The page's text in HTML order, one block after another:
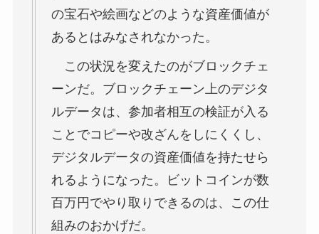
の宝石や絵画などのような資産価値が
あるとはみなされなかった。
この状況を変えたのがブロックチェ
ーンだ。ブロックチェーン上のデジタ
ルデータは、参加者相互の検証が入る
ことでコピーや改ざんをしにくくし、
デジタルデータの資産価値を持たせら
れるようになった。ビットコインが数
百万円でやり取りできるのは、この仕
組みのおかげだ。